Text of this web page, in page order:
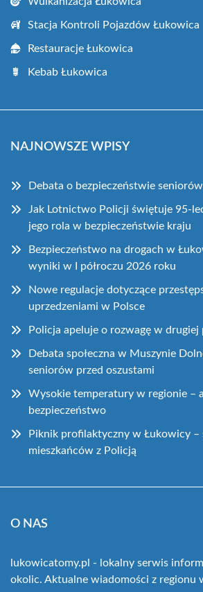
Stacja Kontroli Pojazdów Łukowica
Restauracje Łukowica
Kebab Łukowica
NAJNOWSZE WPISY
Debata o bezpieczeństwie
Jak Lotnictwo Policji świętuje 95-
jego rola w bezpieczeństwie kraju
Bezpieczeństwo na drogach w
wyniki w I półroczu 2026 roku
Nowe regulacje dotyczące
uprzedzeniami w Polsce
Policja apeluje o rozwagę w drugiej
Debata społeczna w Muszynie
seniorów przed oszustami
Wysokie temperatury w regionie –
bezpieczeństwo
Piknik profilaktyczny w Łukowicy –
mieszkańców z Policją
O NAS
lukowicatomy.pl - lokalny serwis
okolic. Aktualne wiadomości z regionu